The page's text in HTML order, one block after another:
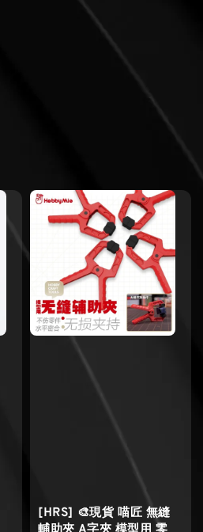
[HRS] 🎨現貨 喵匠 無縫